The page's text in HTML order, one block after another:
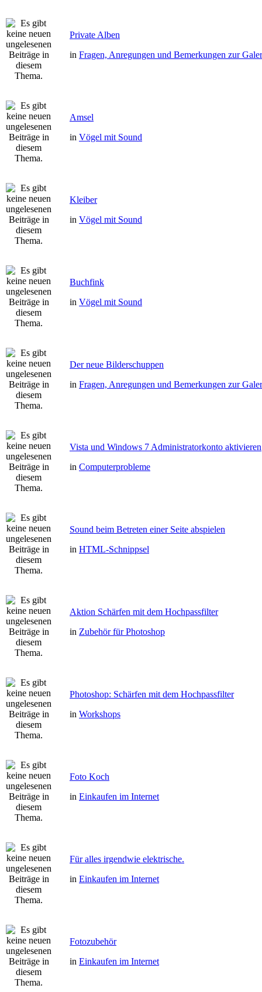
Private Alben
in Fragen, Anregungen und Bemerkungen zur
Amsel
in Vögel mit Sound
Kleiber
in Vögel mit Sound
Buchfink
in Vögel mit Sound
Der neue Bilderschuppen
in Fragen, Anregungen und Bemerkungen zur
Vista und Windows 7 Administratorkonto aktivieren
in Computerprobleme
Sound beim Betreten einer Seite abspielen
in HTML-Schnippsel
Aktion Schärfen mit dem Hochpassfilter
in Zubehör für Photoshop
Photoshop: Schärfen mit dem Hochpassfilter
in Workshops
Foto Koch
in Einkaufen im Internet
Für alles irgendwie elektrische.
in Einkaufen im Internet
Fotozubehör
in Einkaufen im Internet